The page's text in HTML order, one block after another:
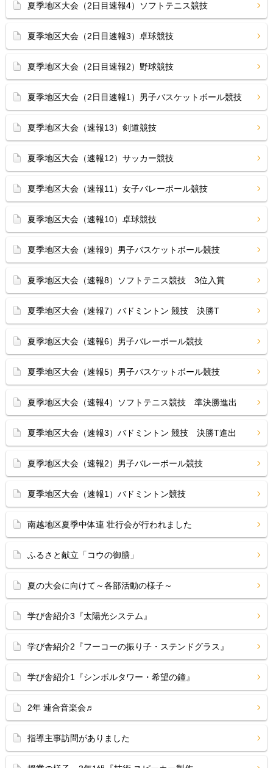
夏季地区大会（2日目速報4）ソフトテニス競技
夏季地区大会（2日目速報3）卓球競技
夏季地区大会（2日目速報2）野球競技
夏季地区大会（2日目速報1）男子バスケットボール競技
夏季地区大会（速報13）剣道競技
夏季地区大会（速報12）サッカー競技
夏季地区大会（速報11）女子バレーボール競技
夏季地区大会（速報10）卓球競技
夏季地区大会（速報9）男子バスケットボール競技
夏季地区大会（速報8）ソフトテニス競技 3位入賞
夏季地区大会（速報7）バドミントン 競技 決勝T
夏季地区大会（速報6）男子バレーボール競技
夏季地区大会（速報5）男子バスケットボール競技
夏季地区大会（速報4）ソフトテニス競技 準決勝進出
夏季地区大会（速報3）バドミントン 競技 決勝T進出
夏季地区大会（速報2）男子バレーボール競技
夏季地区大会（速報1）バドミントン競技
南越地区夏季中体連 壮行会が行われました
ふるさと献立「コウの御膳」
夏の大会に向けて～各部活動の様子～
学び舎紹介3『太陽光システム』
学び舎紹介2『フーコーの振り子・ステンドグラス』
学び舎紹介1『シンボルタワー・希望の鐘』
2年 連合音楽会♬
指導主事訪問がありました